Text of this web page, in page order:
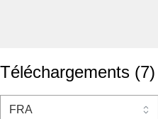
Téléchargements (7)